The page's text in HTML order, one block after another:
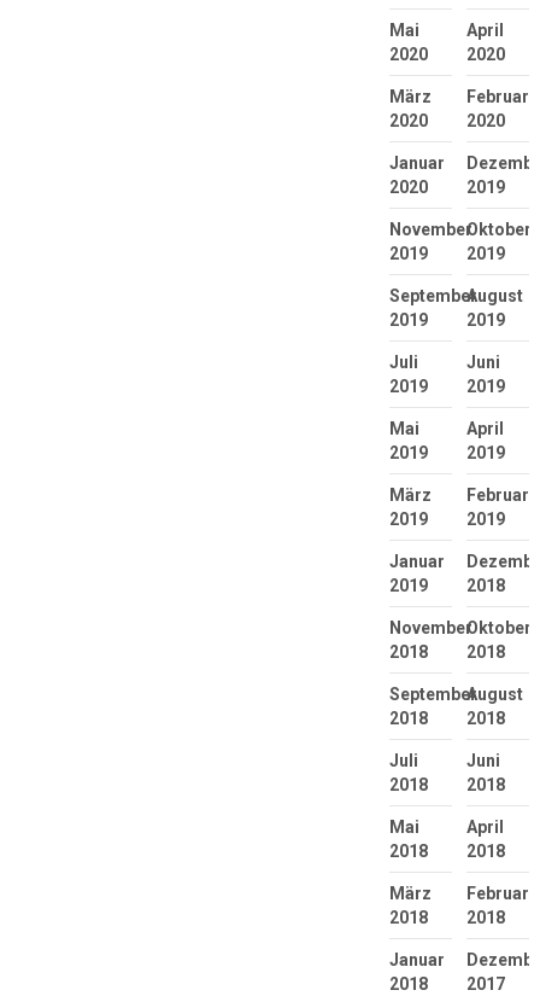
Mai
2020
April
2020
März
2020
Februar
2020
Januar
2020
2019
November
2019
Oktober
2019
September
2019
August
2019
Juli
2019
Juni
2019
Mai
2019
April
2019
März
2019
Februar
2019
Januar
2019
2018
November
2018
Oktober
2018
September
2018
August
2018
Juli
2018
Juni
2018
Mai
2018
April
2018
März
2018
Februar
2018
Januar
2018
2017